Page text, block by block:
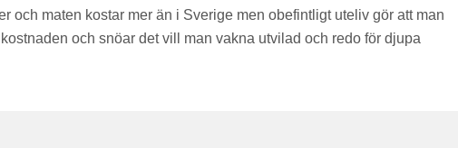
och maten kostar mer än i Sverige men obefintligt uteliv gör att man
och snöar det vill man vakna utvilad och redo för djupa